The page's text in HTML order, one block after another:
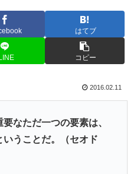
はてブ
コピー
2016.02.11
なただ一つの要素は、
いうことだ。（セオド